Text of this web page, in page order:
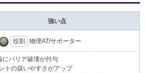
強い点
役割 物理AT/サポーター
にバリア破壊が付与
トの扱いやすさがアップ